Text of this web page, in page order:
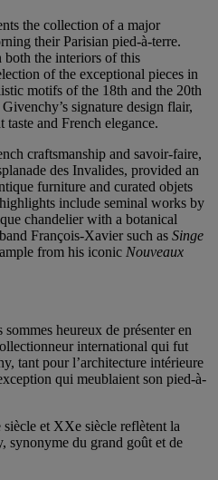
the collection of a major
their Parisian pied-à-terre.
the interiors of this
of the exceptional pieces in
motifs of the 18th and the 20th
signature design flair,
and French elegance.
craftsmanship and savoir-faire,
des Invalides, provided an
furniture and curated objets
include seminal works by
chandelier with a botanical
François-Xavier such as Singe
from his iconic Nouveaux
heureux de présenter en
international qui fut
tant pour l’architecture intérieure
qui meublaient son pied-à-
et XXe siècle reflètent la
synonyme du grand goût et de